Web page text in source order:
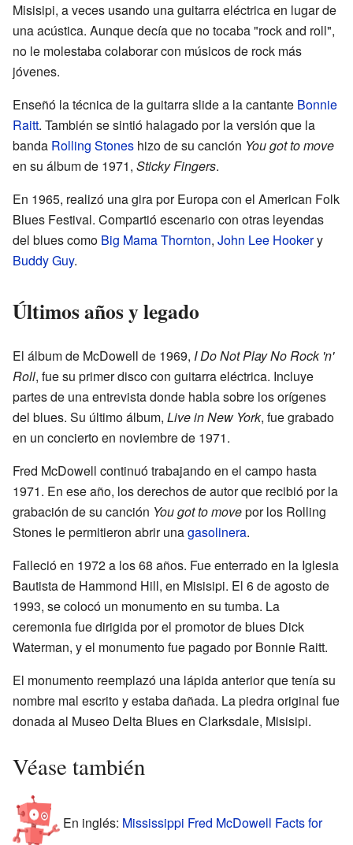
Misisipi, a veces usando una guitarra eléctrica en lugar de
una acústica. Aunque decía que no tocaba "rock and roll",
no le molestaba colaborar con músicos de rock más
jóvenes.
Enseñó la técnica de la guitarra slide a la cantante Bonnie
Raitt. También se sintió halagado por la versión que la
banda Rolling Stones hizo de su canción You got to move
en su álbum de 1971, Sticky Fingers.
En 1965, realizó una gira por Europa con el American Folk
Blues Festival. Compartió escenario con otras leyendas
del blues como Big Mama Thornton, John Lee Hookery
Buddy Guy.
Últimos años y legado
El álbum de McDowell de 1969, I Do Not Play No Rock 'n'
Roll, fue su primer disco con guitarra eléctrica. Incluye
partes de una entrevista donde habla sobre los orígenes
del blues. Su último álbum, Live in New York, fue grabado
en un concierto en noviembre de 1971.
Fred McDowell continuó trabajando en el campo hasta
1971. En ese año, los derechos de autor que recibió por la
grabación de su canción You got to movepor los Rolling
Stones le permitieron abrir unagasolinera.
Falleció en 1972 a los 68 años. Fue enterrado en la Iglesia
Bautista de Hammond Hill, en Misisipi. El 6 de agosto de
1993, se colocó un monumento en su tumba. La
ceremonia fue dirigida por el promotor de blues Dick
Waterman, y el monumento fue pagado por Bonnie Raitt.
El monumento reemplazó una lápida anterior que tenía su
nombre mal escrito y estaba dañada. La piedra original fue
donada al Museo Delta Blues en Clarksdale, Misisipi.
Véase también
En inglés: Mississippi Fred McDowell Facts for